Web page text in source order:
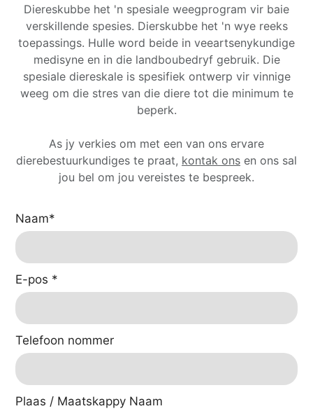
Diereskubbe het 'n spesiale weegprogram vir baie
verskillende spesies. Dierskubbe het 'n wye reeks
toepassings. Hulle word beide in veeartsenykundige
medisyne en in die landboubedryf gebruik. Die
spesiale diereskale is spesifiek ontwerp vir vinnige
weeg om die stres van die diere tot die minimum te
beperk.
As jy verkies om met een van ons ervare
dierebestuurkundiges te praat, kontak ons ​​en ons sal
jou bel om jou vereistes te bespreek.
Naam*
E-pos *
Telefoon nommer
Plaas / Maatskappy Naam